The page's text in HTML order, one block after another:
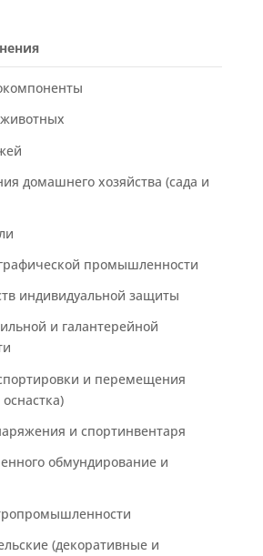
домашнего хозяйства (сада и
промышленности
индивидуальной защиты
и галантерейной
и перемещения
оснастка)
и спортинвентаря
обмундирование и
(декоративные и